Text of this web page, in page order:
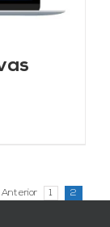
Anterior 1 2